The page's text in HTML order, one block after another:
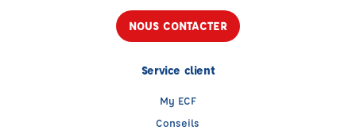
NOUS CONTACTER
Service client
My ECF
Conseils